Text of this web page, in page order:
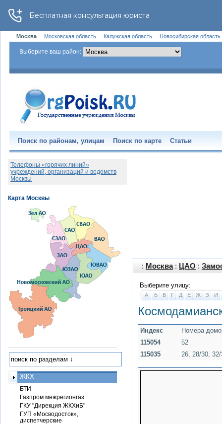
Москва Московская область Калужская область Новосибирская область
Выберите ваш район:
Поиск по районам, улицам Поиск по карте Статьи
: Москва: ЦАО :
Выберите улицу:
А Б В Г Д Е Ж З И
Индекс
Номера
115054
52
115035
26, 28/30,
Телефоны «горячих линий»
учреждений, организаций и ведомств
Москвы
ЖКХ
БТИ
Газпром межрегионгаз
ГКУ "Дирекция ЖКХиБ"
ГУП «Мосводосток»,
диспетчерские